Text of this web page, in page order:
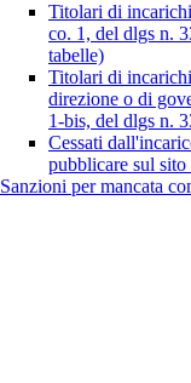
Titolari di
co. 1, del dlgs n.
tabelle)
Titolari di
direzione o di
1-bis, del dlgs n.
Cessati
pubblicare sul
Sanzioni per mancata